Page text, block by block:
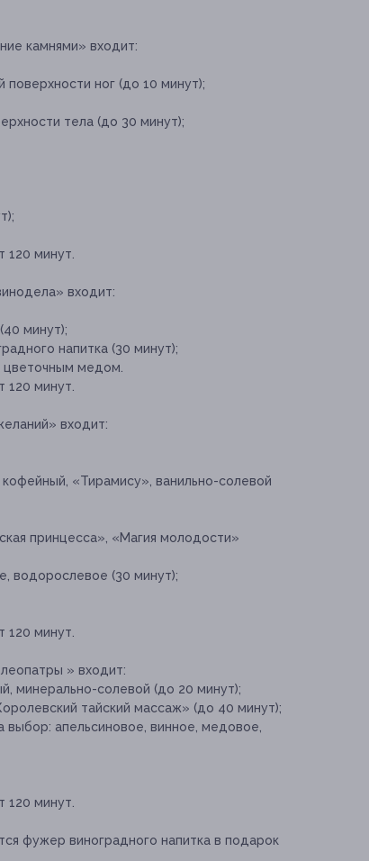
камнями» входит:
ног (до 10 минут);
тела (до 30 минут);
120 минут.
входит:
минут);
напитка (30 минут);
цветочным медом.
120 минут.
входит:
«Тирамису», ванильно-солевой
принцесса», «Магия молодости»
водорослевое (30 минут);
120 минут.
» входит:
минерально-солевой (до 20 минут);
тайский массаж» (до 40 минут);
апельсиновое, винное, медовое,
120 минут.
фужер виноградного напитка в подарок